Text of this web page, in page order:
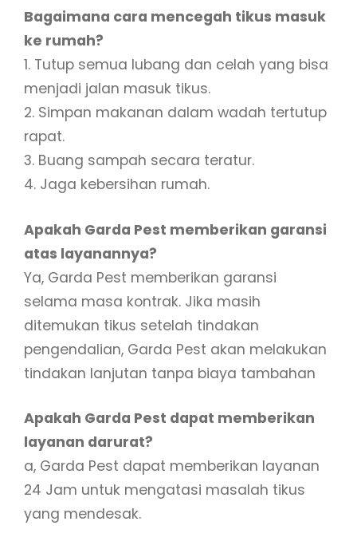
Bagaimana cara mencegah tikus masuk
ke rumah?
1. Tutup semua lubang dan celah yang bisa
menjadi jalan masuk tikus.
2. Simpan makanan dalam wadah tertutup
rapat.
3. Buang sampah secara teratur.
4. Jaga kebersihan rumah.
Apakah Garda Pest memberikan garansi
atas layanannya?
Ya, Garda Pest memberikan garansi
selama masa kontrak. Jika masih
ditemukan tikus setelah tindakan
pengendalian, Garda Pest akan melakukan
tindakan lanjutan tanpa biaya tambahan
Apakah Garda Pest dapat memberikan
layanan darurat?
a, Garda Pest dapat memberikan layanan
24 Jam untuk mengatasi masalah tikus
yang mendesak.